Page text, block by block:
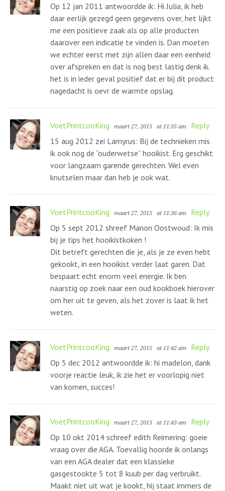
Op 12 jan 2011 antwoordde ik: Hi Julia, ik heb
daar eerlijk gezegd geen gegevens over, het lijkt
me een positieve zaak als op alle producten
daarover een indicatie te vinden is. Dan moeten
we echter eerst met zijn allen daar een eenheid
over afspreken en dat is nog best lastig denk ik.
het is in ieder geval positief dat er bij dit product
nagedacht is oevr de warmte opslag.
VoetPrintcooKing maart 27, 2015 at 11:35 am
Reply
15 aug 2012 zei Lamyrus: Bij de technieken mis
ik ook nog de “ouderwetse” hooikist. Erg geschikt
voor langzaam garende gerechten. Wel even
knutselen maar dan heb je ook wat.
VoetPrintcooKing maart 27, 2015 at 11:36 am
Reply
Op 5 sept 2012 shreef Manon Oostwoud: Ik mis
bij je tips het hooikistkoken !
Dit betreft gerechten die je, als je ze even hebt
gekookt, in een hooikist verder laat garen. Dat
bespaart echt enorm veel energie. Ik ben
naarstig op zoek naar een oud kookboek hierover
om her uit te geven, als het zover is laat ik het
weten.
VoetPrintcooKing maart 27, 2015 at 11:42 am
Reply
Op 5 dec 2012 antwoordde ik: hi madelon, dank
voorje reactie leuk, ik zie het er voorlopig niet
van komen, succes!
VoetPrintcooKing maart 27, 2015 at 11:43 am
Reply
Op 10 okt 2014 schreef edith Reimering: goeie
vraag over die AGA. Toevallig hoorde ik onlangs
van een AGA dealer dat een klassieke
gasgestookte 5 tot 8 kuub per dag verbruikt.
Maakt niet uit wat je kookt, hij staat immers de